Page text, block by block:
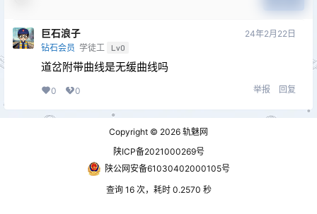
巨石浪子
钻石会员 学徒工 Lv0
24年2月22日
道岔附带曲线是无缓曲线吗
0 0 举报 回复
Copyright © 2026 轨魅网
陕ICP备2021000269号
陕公网安备61030402000105号
查询 16 次，耗时 0.2570 秒